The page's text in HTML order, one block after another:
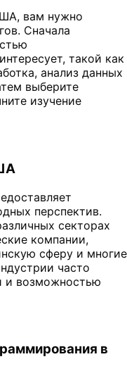
вам нужно
Сначала
такой как
анализ данных
выберите
изучение
перспектив.
секторах
компании,
сферу и многие
часто
и возможностью
в